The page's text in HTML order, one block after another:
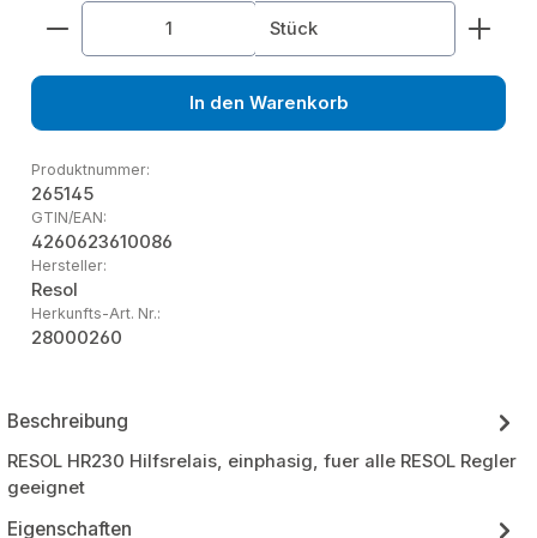
Produkt Anzahl: Gib den gewünschten Wert
Stück
In den Warenkorb
Produktnummer:
265145
GTIN/EAN:
4260623610086
Hersteller:
Resol
Herkunfts-Art. Nr.:
28000260
Beschreibung
RESOL HR230 Hilfsrelais, einphasig, fuer alle RESOL Regler
geeignet
Eigenschaften